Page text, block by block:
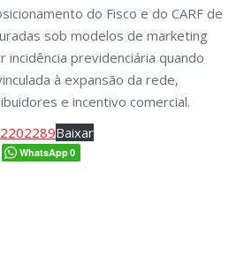
do Fisco e do CARF de
sob modelos de marketing
incidência previdenciária quando
à expansão da rede,
e incentivo comercial.
Baixar
WhatsApp0